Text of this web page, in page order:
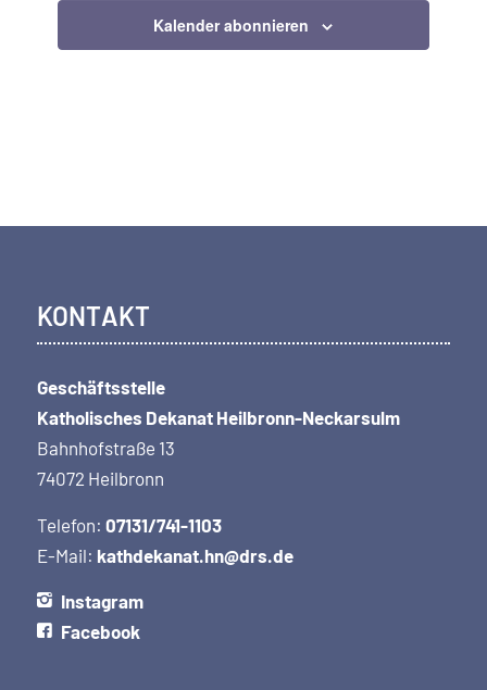
Kalender abonnieren
KONTAKT
Geschäftsstelle
Katholisches Dekanat Heilbronn-Neckarsulm
Bahnhofstraße 13
74072 Heilbronn
Telefon: 07131/741-1103
E-Mail: kathdekanat.hn@drs.de
Instagram
Facebook